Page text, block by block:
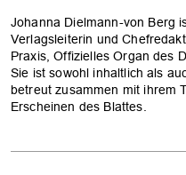
Johanna Dielmann-von Berg
Verlagsleiterin und
Praxis, Offizielles Organ des
Sie ist sowohl inhaltlich als
betreut zusammen mit ihrem
Erscheinen des Blattes.